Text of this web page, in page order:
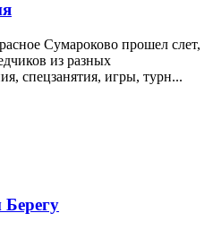
Сумароково прошел слет,
из разных
спецзанятия, игры, турн...
Берегу